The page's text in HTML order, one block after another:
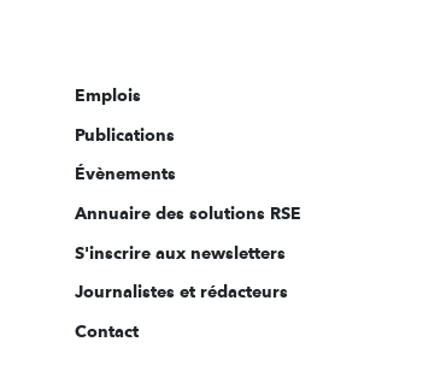
Emplois
Publications
Évènements
Annuaire des solutions RSE
S'inscrire aux newsletters
Journalistes et rédacteurs
Contact